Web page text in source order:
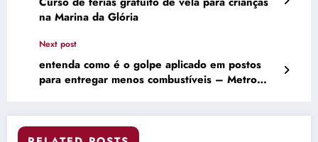
na Marina da Glória
Next post
entenda como é o golpe aplicado em postos
para entregar menos combustíveis – Metro